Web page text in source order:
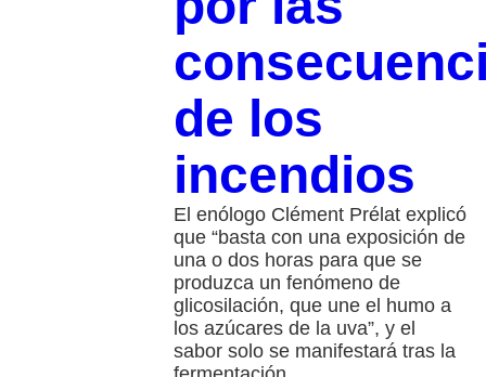
de los
incendios
El enólogo Clément Prélat explicó
que “basta con una exposición de
una o dos horas para que se
produzca un fenómeno de
glicosilación, que une el humo a
los azúcares de la uva”, y el
sabor solo se manifestará tras la